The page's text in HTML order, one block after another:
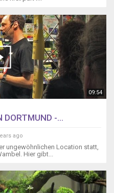
09:54
DORTMUND -...
ago
ungewöhnlichen Location statt,
Hier gibt...